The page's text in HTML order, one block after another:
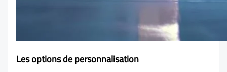
Les options de personnalisation